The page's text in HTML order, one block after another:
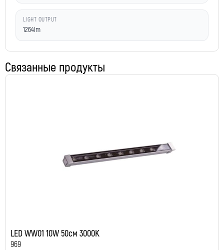
LIGHT OUTPUT
1264lm
Связанные продукты
LED WW01 10W 50см 3000K
969